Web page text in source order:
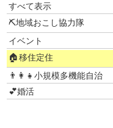
すべて表示
⛏地域おこし協力隊
イベント
🏠移住定住
👨‍👩‍👧小規模多機能自治
💕婚活